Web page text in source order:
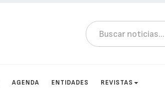
AGENDA ENTIDADES REVISTAS